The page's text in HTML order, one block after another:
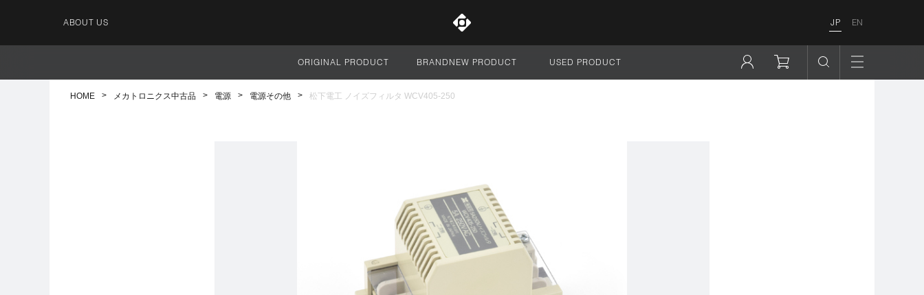
ABOUT US JP EN
サイト全体
ORIGINAL PRODUCT BRANDNEW PRODUCT USED PRODUCT
HOME メカトロニクス中古品 電源 電源その他 松下電工 ノイズフィルタ WCV405-250